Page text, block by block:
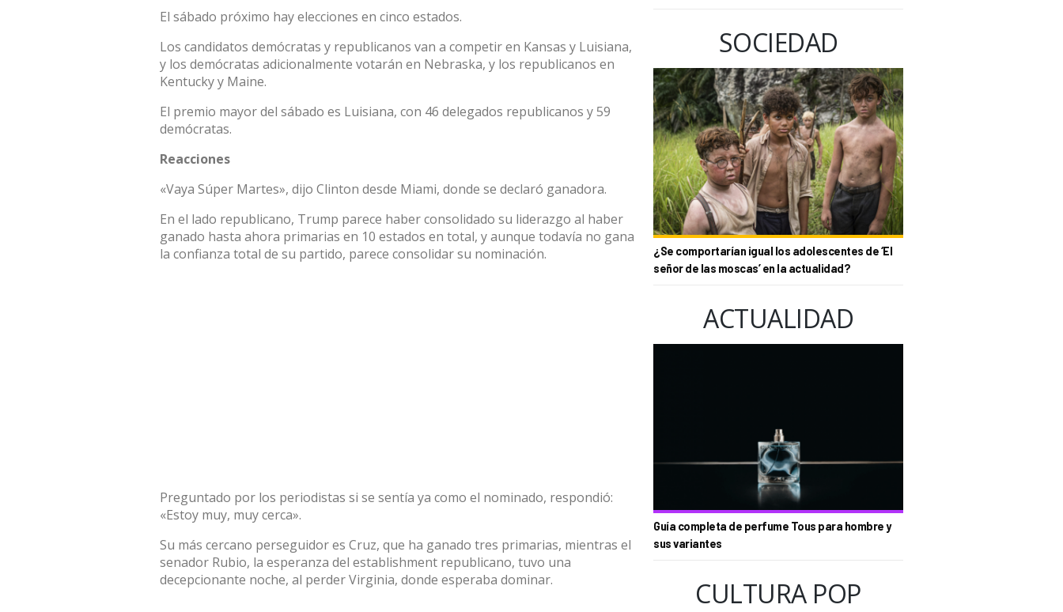
El sábado próximo hay elecciones en cinco estados.
Los candidatos demócratas y republicanos van a competir en Kansas y Luisiana,
y los demócratas adicionalmente votarán en Nebraska, y los republicanos en
Kentucky y Maine.
El premio mayor del sábado es Luisiana, con 46 delegados republicanos y 59
demócratas.
Reacciones
«Vaya Súper Martes», dijo Clinton desde Miami, donde se declaró ganadora.
En el lado republicano, Trump parece haber consolidado su liderazgo al haber
ganado hasta ahora primarias en 10 estados en total, y aunque todavía no gana
la confianza total de su partido, parece consolidar su nominación.
Preguntado por los periodistas si se sentía ya como el nominado, respondió:
«Estoy muy, muy cerca».
Su más cercano perseguidor es Cruz, que ha ganado tres primarias, mientras el
senador Rubio, la esperanza del establishment republicano, tuvo una
decepcionante noche, al perder Virginia, donde esperaba dominar.
SOCIEDAD
¿Se comportarían igual los adolescentes de ‘El
señor de las moscas’ en la actualidad?
ACTUALIDAD
Guía completa de perfume Tous para hombre y
sus variantes
CULTURA POP